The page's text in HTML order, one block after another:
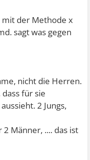
mit der Methode x
sagt was gegen
nicht die Herren.
für sie
2 Jungs,
Männer, .... das ist